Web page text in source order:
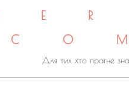
Для тих хто прагне